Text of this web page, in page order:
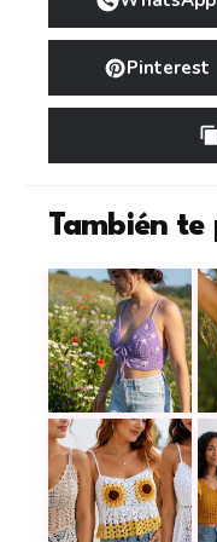
Pinterest
También
Crop top lila a